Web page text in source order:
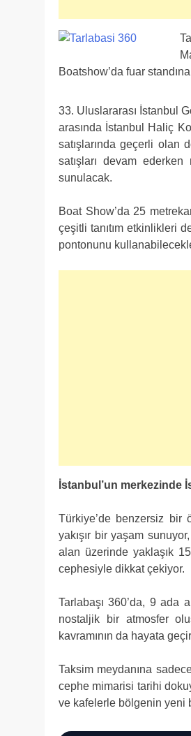
Boatshow’da fuar
33. Uluslararası İstanbul
arasında İstanbul Haliç
satışlarında geçerli olan
satışları devam
sunulacak.
Boat Show’da 25
çeşitli tanıtım etkinlikleri
pontonunu
İstanbul’un merkezinde
Türkiye’de benzersiz bir
yakışır bir yaşam
alan üzerinde yaklaşık
cephesiyle dikkat çekiyor.
Tarlabaşı 360’da, 9 ada
nostaljik bir atmosfer
kavramının da hayata
Taksim meydanına
cephe mimarisi tarihi
ve kafelerle bölgenin yeni